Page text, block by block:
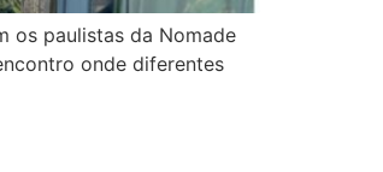
os paulistas da Nomade
onde diferentes